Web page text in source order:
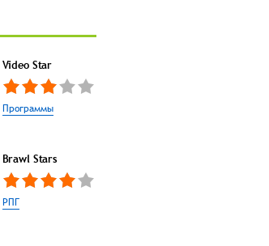
Video Star
Программы
Brawl Stars
РПГ